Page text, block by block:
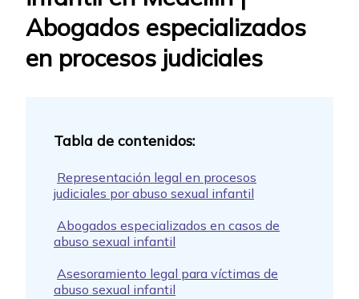
Abogados especializados
en procesos judiciales
Representación legal en procesos
judiciales por abuso sexual infantil
Abogados especializados en casos de
abuso sexual infantil
Asesoramiento legal para víctimas de
abuso sexual infantil